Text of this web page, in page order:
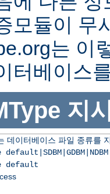
모듈이 무
는 이
터베이스
지
데이터베이스 파일 종류를
default